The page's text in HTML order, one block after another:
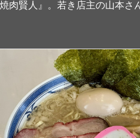
肉賢人』。若き店主の山本